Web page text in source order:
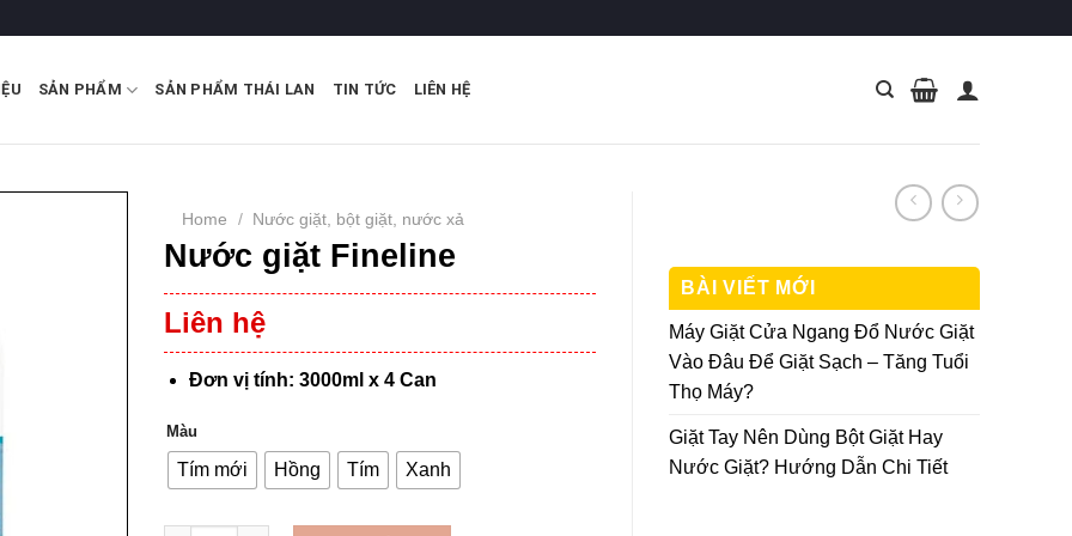
SẢN PHẨM SẢN PHẨM THÁI LAN TIN TỨC LIÊN HỆ
Home / Nước giặt, bột giặt, nước xả
Nước giặt Fineline
Liên hệ
Đơn vị tính: 3000ml x 4 Can
Màu
Tím mới Hồng Tím Xanh
BÀI VIẾT MỚI
Máy Giặt Cửa Ngang Đổ Nước Giặt
Vào Đâu Để Giặt Sạch – Tăng Tuổi
Thọ Máy?
Giặt Tay Nên Dùng Bột Giặt Hay
Nước Giặt? Hướng Dẫn Chi Tiết